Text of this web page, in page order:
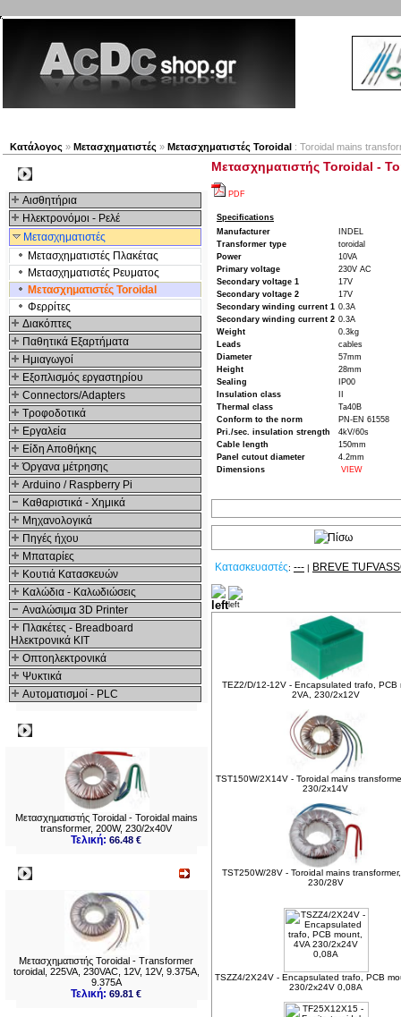
Κατάλογος » Μετασχηματιστές » Μετασχηματιστές Toroidal : Toroidal mains
Αισθητήρια
Ηλεκτρονόμοι - Ρελέ
Μετασχηματιστές
Μετασχηματιστές Πλακέτας
Μετασχηματιστές Ρευματος
Μετασχηματιστές Toroidal
Φερρίτες
Διακόπτες
Παθητικά Εξαρτήματα
Hμιαγωγοί
Εξοπλισμός εργαστηρίου
Connectors/Adapters
Τροφοδοτικά
Εργαλεία
Είδη Αποθήκης
Όργανα μέτρησης
Arduino / Raspberry Pi
Καθαριστικά - Χημικά
Μηχανολογικά
Πηγές ήχου
Μπαταρίες
Κουτιά Κατασκευών
Καλώδια - Καλωδιώσεις
Αναλώσιμα 3D Printer
Πλακέτες - Breadboard
Ηλεκτρονικά ΚΙΤ
Οπτοηλεκτρονικά
Ψυκτικά
Αυτοματισμοί - PLC
Μετασχηματιστής Toroidal - Toroidal mains
transformer, 200W, 230/2x40V
Τελική:66.48 €
Μετασχηματιστής Toroidal - Transformer
toroidal, 225VA, 230VAC, 12V, 12V, 9.375A,
9.375A
Τελική:69.81 €
Μετασχηματιστής Toroidal -
PDF
Specifications
Manufacturer
INDEL
Transformer type
toroidal
Power
10VA
Primary voltage
230V AC
Secondary voltage 1
17V
Secondary voltage 2
17V
Secondary winding current 1 0.3A
Secondary winding current 2 0.3A
Weight
0.3kg
Leads
cables
Diameter
57mm
Height
28mm
Sealing
IP00
Insulation class
Thermal class
Ta40B
Conform to the norm
PN-EN 61558
Pri./sec. insulation strength
4kV/60s
Cable length
150mm
Panel cutout diameter
4.2mm
Dimensions
VIEW
Κατασκευαστές: --- | BREVE
TEZ2/D/12-12V - Encapsulated trafo, PCB
2VA, 230/2x12V
TST150W/2X14V - Toroidal mains
230/2x14V
TST250W/28V - Toroidal mains
230/28V
TSZZ4/2X24V - Encapsulated trafo, PCB
230/2x24V 0,08A